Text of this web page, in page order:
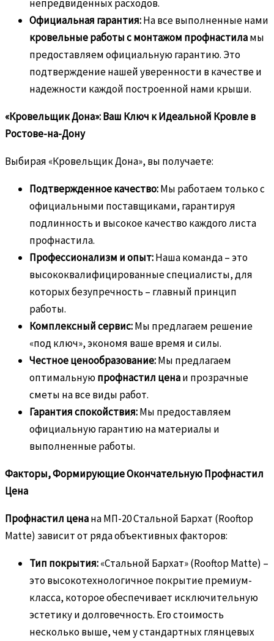
непредвиденных расходов.
Официальная гарантия:На все выполненные нами
кровельные работы с монтажом профнастиламы
предоставляем официальную гарантию. Это
подтверждение нашей уверенности в качестве и
надежности каждой построенной нами крыши.
«Кровельщик Дона»: Ваш Ключ к Идеальной Кровле в
Ростове-на-Дону
Выбирая «Кровельщик Дона», вы получаете:
Подтвержденное качество:Мы работаем только с
официальными поставщиками, гарантируя
подлинность и высокое качество каждого листа
профнастила.
Профессионализм и опыт:Наша команда – это
высококвалифицированные специалисты, для
которых безупречность – главный принцип
работы.
Комплексный сервис:Мы предлагаем решение
«под ключ», экономя ваше время и силы.
Честное ценообразование:Мы предлагаем
оптимальнуюпрофнастил ценаи прозрачные
сметы на все виды работ.
Гарантия спокойствия:Мы предоставляем
официальную гарантию на материалы и
выполненные работы.
Факторы, Формирующие Окончательную Профнастил
Цена
Профнастил ценана МП-20 Стальной Бархат (Rooftop
Matte) зависит от ряда объективных факторов:
Тип покрытия:«Стальной Бархат» (Rooftop Matte) –
это высокотехнологичное покрытие премиум-
класса, которое обеспечивает исключительную
эстетику и долговечность. Его стоимость
несколько выше, чем у стандартных глянцевых